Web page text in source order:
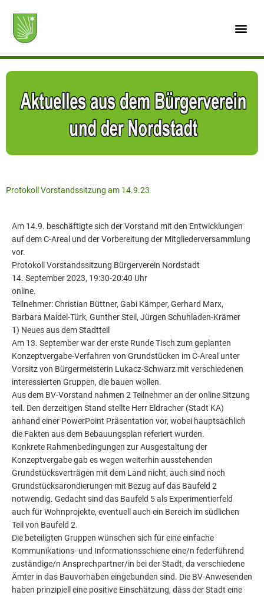
Inhalt
springen
Protokoll Vorstandssitzung am 14.9.23
Am 14.9. beschäftigte sich der Vorstand mit den Entwicklungen
auf dem C-Areal und der Vorbereitung der Mitgliederversammlung
vor.
Protokoll Vorstandssitzung Bürgerverein Nordstadt
14. September 2023, 19:30-20:40 Uhr
online.
Teilnehmer: Christian Büttner, Gabi Kämper, Gerhard Marx,
Barbara Maidel-Türk, Gunther Steil, Jürgen Schuhladen-Krämer
1) Neues aus dem Stadtteil
Am 13. September war der erste Runde Tisch zum geplanten
Konzeptvergabe-Verfahren von Grundstücken im C-Areal unter
Vorsitz von Bürgermeisterin Lukacz-Schwarz mit verschiedenen
interessierten Gruppen, die bauen wollen.
Aus dem BV-Vorstand nahmen 2 Teilnehmer an der online Sitzung
teil. Den derzeitigen Stand stellte Herr Eldracher (Stadt KA)
anhand einer PowerPoint Präsentation vor, wobei hauptsächlich
die Fakten aus dem Bebauungsplan referiert wurden.
Konkrete Rahmenbedingungen zur Ausgestaltung der
Konzeptvergabe gab es wegen weiterhin ausstehenden
Grundstücksverträgen mit dem Land nicht, auch sind noch
Grundstücksarondierungen mit Bezug auf das Baufeld 2
notwendig. Gedacht sind das Baufeld 5 als Experimentierfeld
auch für Wohnprojekte, eventuell auch ein Bereich im südlichen
Teil von Baufeld 2.
Die beteiligten Gruppen wünschen sich für eine einfache
Kommunikations- und Informationsschiene eine/n federführend
zuständige/n Ansprechpartner/in bei der Stadt, da verschiedene
Ämter in das Bauvorhaben eingebunden sind. Die BV-Anwesenden
haben prinzipiell eine positive Einschätzung, dass der Stadt eine